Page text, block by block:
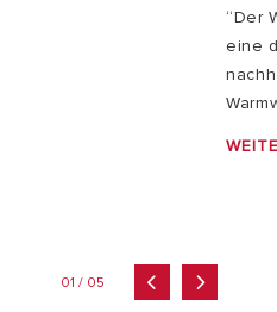
“Der
eine
01 / 05